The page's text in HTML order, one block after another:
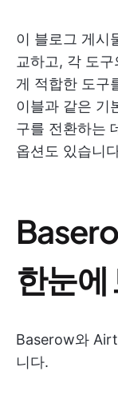
이 블로그 게시
교하고, 각 도
게 적합한 도구
이블과 같은 기
구를 전환하는
옵션도 있습니
한눈에
Baserow와
니다.